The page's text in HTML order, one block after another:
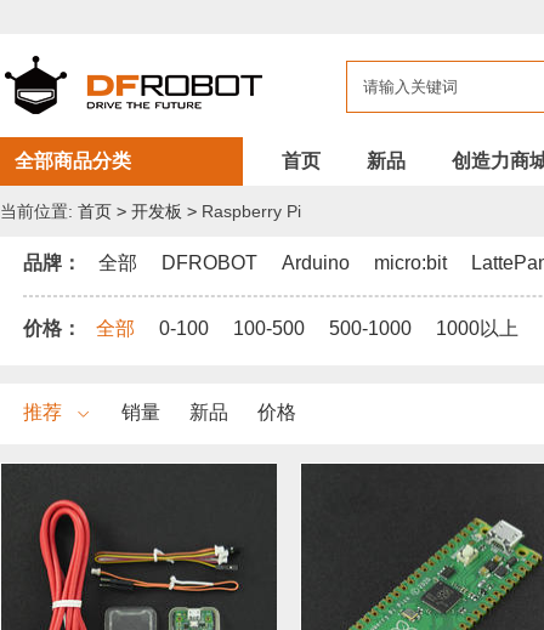
板
全部商品分类 首页 新品 创造力商
当前位置: 首页 > 开发板 > Raspberry Pi
品牌： 全部 DFROBOT Arduino micro:bit
价格： 全部 0-100 100-500 500-1000 1000以上
推荐 销量 新品 价格